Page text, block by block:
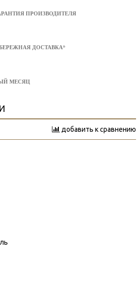
ПРОИЗВОДИТЕЛЯ
ДОСТАВКА*
МЕСЯЦ
добавить к сравнению